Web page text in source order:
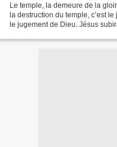
Le temple, la demeure de la
la destruction du temple, c’est
le jugement de Dieu. Jésus